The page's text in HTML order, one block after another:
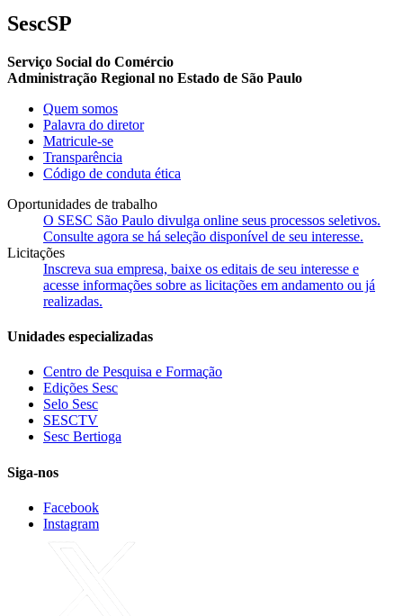
SescSP
Serviço Social do Comércio
Administração Regional no Estado de São Paulo
Quem somos
Palavra do diretor
Matricule-se
Transparência
Código de conduta ética
Oportunidades de trabalho
O SESC São Paulo divulga online seus processos seletivos.
Consulte agora se há seleção disponível de seu interesse.
Licitações
Inscreva sua empresa, baixe os editais de seu interesse e
acesse informações sobre as licitações em andamento ou já
realizadas.
Unidades especializadas
Centro de Pesquisa e Formação
Edições Sesc
Selo Sesc
SESCTV
Sesc Bertioga
Siga-nos
Facebook
Instagram